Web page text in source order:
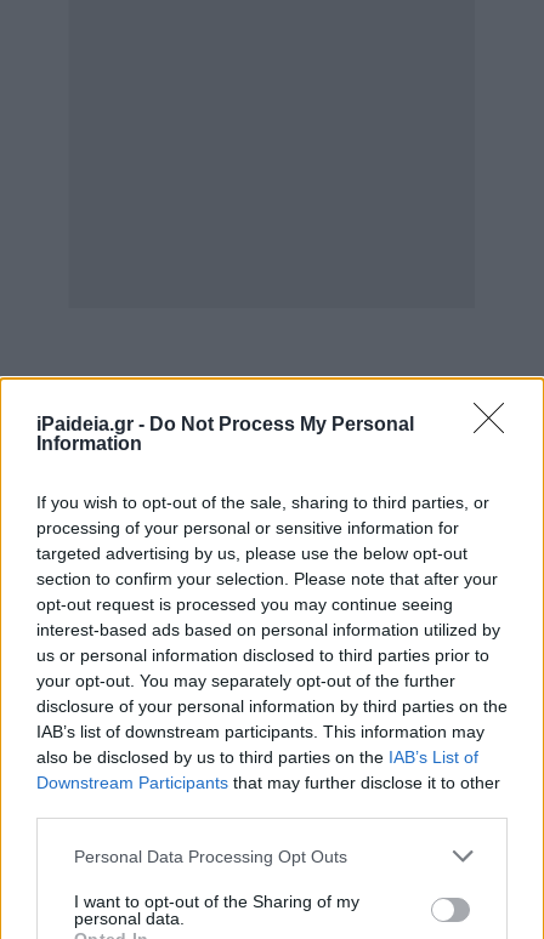
iPaideia.gr - Do Not Process My Personal
Information
If you wish to opt-out of the sale, sharing to third parties, or
processing of your personal or sensitive information for
targeted advertising by us, please use the below opt-out
section to confirm your selection. Please note that after your
opt-out request is processed you may continue seeing
interest-based ads based on personal information utilized by
us or personal information disclosed to third parties prior to
your opt-out. You may separately opt-out of the further
disclosure of your personal information by third parties on the
IAB’s list of downstream participants. This information may
also be disclosed by us to third parties on the IAB’s List of
Downstream Participants that may further disclose it to other
Please note that this website/app uses one or more Google
not limited to your visit or usage behaviour. You may click to
grant or deny consent to Google and its third-party tags to
Personal Data Processing Opt Outs
I want to opt-out of the Sharing of my
personal data.
θέσεις στις στρατιωτικές σχολές
2. Λαμβάνεται μέριμνα για:
α) τον επαρκή φυσικό αερισμό των αιθουσών και, όπου
δεν είναι δυνατό αυτό, τη χρήση κλιματιστικών, σύμφωνα
με τις οδηγίες της εγκυκλίου της Γενικής Διεύθυνσης
Δημόσιας Υγείας του Υπουργείου Υγείας,